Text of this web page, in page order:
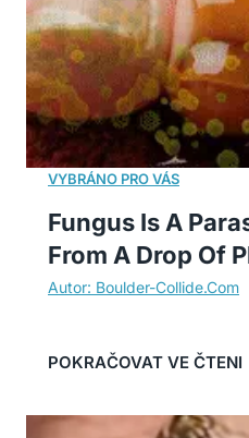
Fungus Is A
From A Drop Of